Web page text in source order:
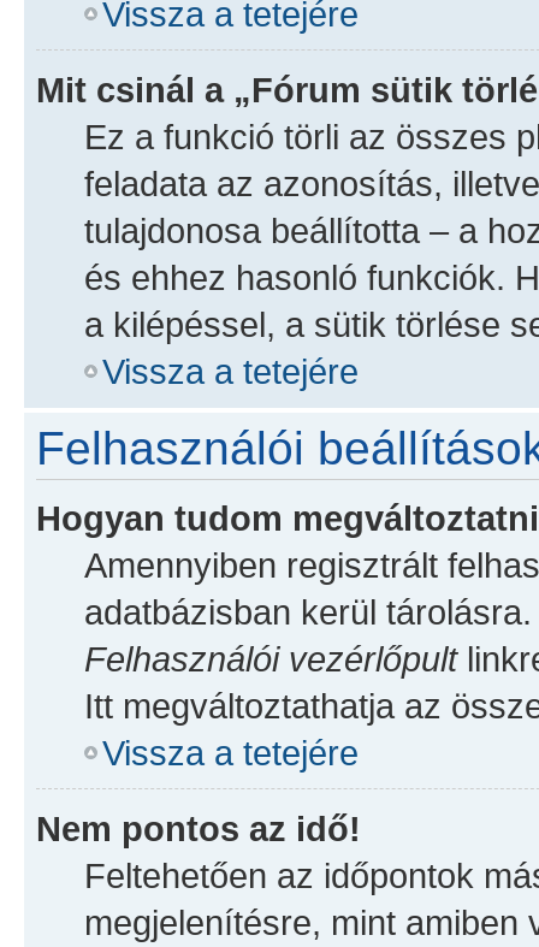
Vissza a tetejére
Mit csinál a „Fórum sütik
Ez a funkció törli az összes
feladata az azonosítás,
tulajdonosa beállította – a
és ehhez hasonló funkciók.
a kilépéssel, a sütik törlése
Vissza a tetejére
Felhasználói
Hogyan tudom
Amennyiben regisztrált
adatbázisban kerül
Felhasználói vezérlőpult
Itt megváltoztathatja az
Vissza a tetejére
Nem pontos az idő!
Feltehetően az időpontok
megjelenítésre, mint amiben